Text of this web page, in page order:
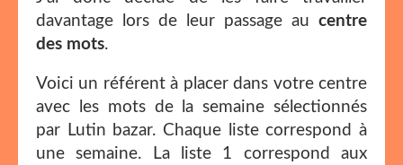
davantage lors de leur passage au centre
des mots.
Voici un référent à placer dans votre centre
avec les mots de la semaine sélectionnés
par Lutin bazar. Chaque liste correspond à
une semaine. La liste 1 correspond aux